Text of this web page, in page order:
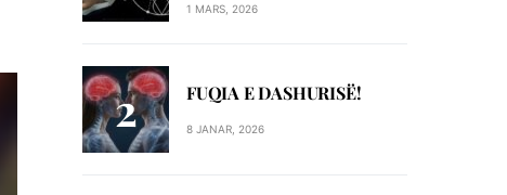
1 MARS, 2026
FUQIA E DASHURISË!
8 JANAR, 2026